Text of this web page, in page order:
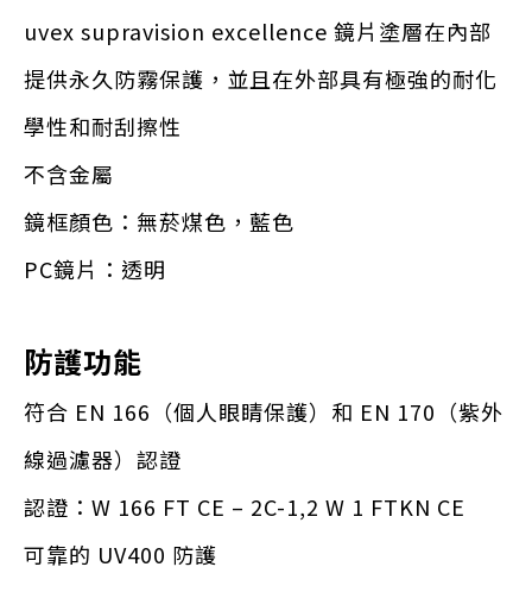
uvex supravision excellence 鏡片塗層在內部
提供永久防霧保護，並且在外部具有極強的耐化
學性和耐刮擦性
不含金屬
鏡框顏色：無菸煤色，藍色
PC鏡片：透明
防護功能
符合 EN 166（個人眼睛保護）和 EN 170（紫外
線過濾器）認證
認證：W 166 FT CE – 2C-1,2 W 1 FTKN CE
可靠的 UV400 防護